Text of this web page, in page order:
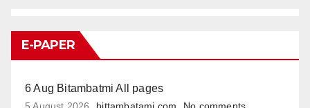
E-PAPER
6 Aug Bitambatmi All pages